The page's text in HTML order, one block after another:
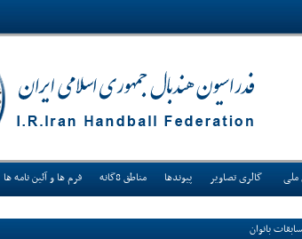
ملی گالری تصاویر پیوندها مناطق 8گانه فرم ها و آئین نامه ها
بانوان